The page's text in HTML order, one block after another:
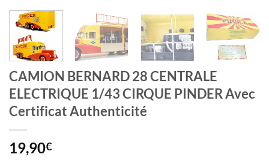
CAMION BERNARD 28 CENTRALE
ELECTRIQUE 1/43 CIRQUE PINDER Avec
Certificat Authenticité
19,90€